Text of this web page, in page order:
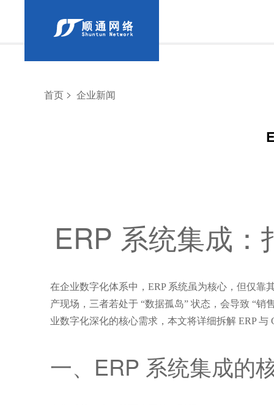
首页 > 企业新闻
ERP 系统集成
在企业数字化体系中，ERP 系统虽为核心，但仅
产现场，三者若处于 “数据孤岛” 状态，会导致 “销
业数字化深化的核心需求，本文将详细拆解 ERP
一、ERP 系统集成的